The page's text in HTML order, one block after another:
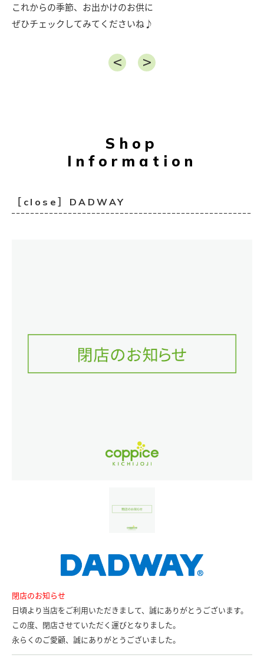
これからの季節、お出かけのお供に
ぜひチェックしてみてくださいね♪
Shop
Information
［close］DADWAY
閉店のお知らせ
日頃より当店をご利用いただきまして、誠にありがとうございます。
この度、閉店させていただく運びとなりました。
永らくのご愛顧、誠にありがとうございました。